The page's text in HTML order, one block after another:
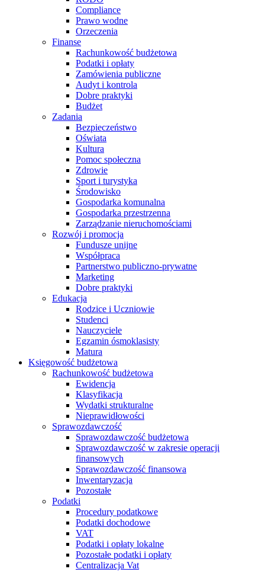
Compliance
Prawo wodne
Orzeczenia
Finanse
Rachunkowość budżetowa
Podatki i opłaty
Zamówienia publiczne
Audyt i kontrola
Dobre praktyki
Budżet
Zadania
Bezpieczeństwo
Oświata
Kultura
Pomoc społeczna
Zdrowie
Sport i turystyka
Środowisko
Gospodarka komunalna
Gospodarka przestrzenna
Zarządzanie nieruchomościami
Rozwój i promocja
Fundusze unijne
Współpraca
Partnerstwo publiczno-prywatne
Marketing
Dobre praktyki
Edukacja
Rodzice i Uczniowie
Studenci
Nauczyciele
Egzamin ósmoklasisty
Matura
Księgowość budżetowa
Rachunkowość budżetowa
Ewidencja
Klasyfikacja
Wydatki strukturalne
Nieprawidłowości
Sprawozdawczość
Sprawozdawczość budżetowa
Sprawozdawczość w zakresie operacji
finansowych
Sprawozdawczość finansowa
Inwentaryzacja
Pozostałe
Podatki
Procedury podatkowe
Podatki dochodowe
VAT
Podatki i opłaty lokalne
Pozostałe podatki i opłaty
Centralizacja Vat